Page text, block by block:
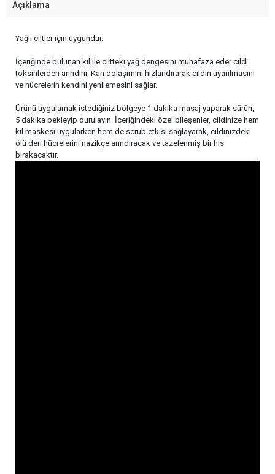
Açıklama
Yağlı ciltler için uygundur.
İçeriğinde bulunan kil ile ciltteki yağ dengesini muhafaza eder cildi
toksinlerden arındırır, Kan dolaşımını hızlandırarak cildin uyarılmasını
ve hücrelerin kendini yenilemesini sağlar.
Ürünü uygulamak istediğiniz bölgeye 1 dakika masaj yaparak sürün,
5 dakika bekleyip durulayın. İçeriğindeki özel bileşenler, cildinize hem
kil maskesi uygularken hem de scrub etkisi sağlayarak, cildinizdeki
ölü deri hücrelerini nazikçe arındıracak ve tazelenmiş bir his
bırakacaktır.